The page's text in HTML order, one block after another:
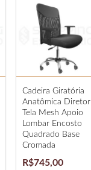
Cadeira Giratória
Anatômica Diretor
Tela Mesh Apoio
Lombar Encosto
Quadrado Base
Cromada
R$745,00